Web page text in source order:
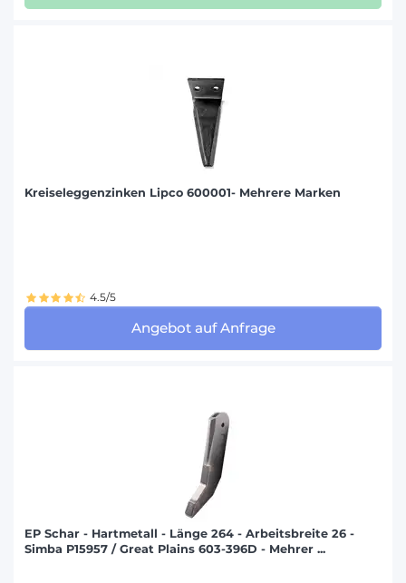
Kreiseleggenzinken Lipco 600001- Mehrere Marken
4.5/5
Angebot auf Anfrage
EP Schar - Hartmetall - Länge 264 - Arbeitsbreite 26 -
Simba P15957 / Great Plains 603-396D - Mehrer ...